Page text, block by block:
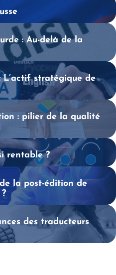
: Au-delà de la
stratégique de
: pilier de la qualité
rentable ?
la post-édition de
des traducteurs